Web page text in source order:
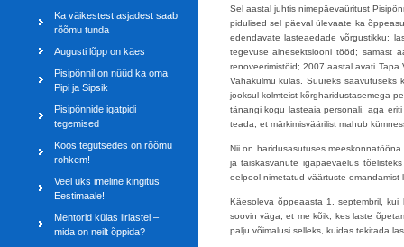
Ka väikestest asjadest saab
rõõmu tunda
Augusti lõpp on käes
Pisipõnnil on nüüd ka oma
Pipi ja Sipsik
Pisipõnnide igatpidi
tegemised
Koos tegutsedes on rõõmu
rohkem!
Veel üks imeline kingitus
Eestimaale!
Mentorid külas iirlastel –
mida on neilt õppida?
Sel aastal juhtis nimepäevaüritust
pidulised sel päeval ülevaate ka
edendavate lasteaedade võrgustikku;
tegevuse ainesektsiooni tööd; samast
renoveerimistöid; 2007 aastal avati
Vahakulmu külas. Suureks
jooksul kolmteist kõrgharidustasemega
tänangi kogu lasteaia personali, aga
teada, et märkimisväärilist mahub
Nii on haridusasutuses
ja täiskasvanute igapäevaelus
eelpool nimetatud väärtuste omandamist
Käesoleva õppeaasta 1. septembril,
soovin väga, et me kõik, kes laste
palju võimalusi selleks, kuidas tekitada